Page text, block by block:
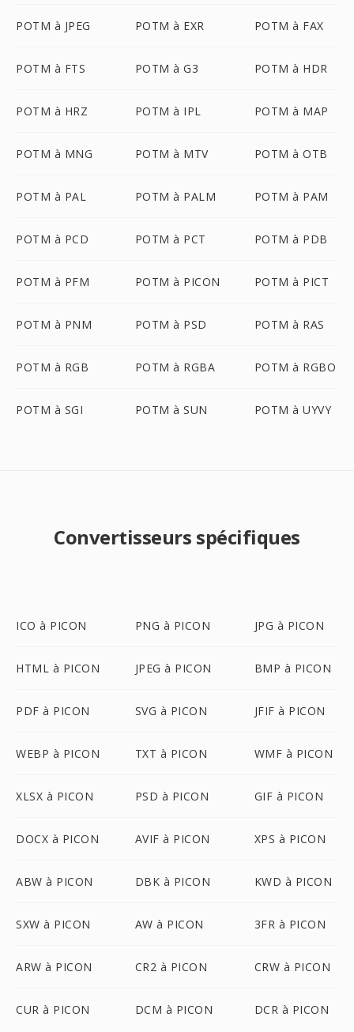
POTM à JPEG POTM à EXR POTM à FAX
POTM à FTS POTM à G3 POTM à HDR
POTM à HRZ POTM à IPL POTM à MAP
POTM à MNG POTM à MTV POTM à OTB
POTM à PAL POTM à PALM POTM à PAM
POTM à PCD POTM à PCT POTM à PDB
POTM à PFM POTM à PICON POTM à PICT
POTM à PNM POTM à PSD POTM à RAS
POTM à RGB POTM à RGBA POTM à RGBO
POTM à SGI POTM à SUN POTM à UYVY
Convertisseurs spécifiques
ICO à PICON PNG à PICON JPG à PICON
HTML à PICON JPEG à PICON BMP à PICON
PDF à PICON SVG à PICON JFIF à PICON
WEBP à PICON TXT à PICON WMF à PICON
XLSX à PICON PSD à PICON GIF à PICON
DOCX à PICON AVIF à PICON XPS à PICON
ABW à PICON DBK à PICON KWD à PICON
SXW à PICON AW à PICON 3FR à PICON
ARW à PICON CR2 à PICON CRW à PICON
CUR à PICON DCM à PICON DCR à PICON